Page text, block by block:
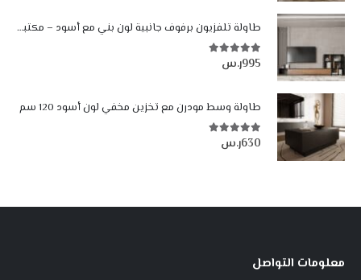
طاولة تلفزيون برفوف جانبية لون بني مع أسود – مكتبة شاشة مودرن 302 سم
5.00من أصل 5 995ر.س
طاولة وسط مودرن مع تخزين مخفي لون أسود 120 سم
5.00 من أصل 5 630ر.س
معلومات التواصل